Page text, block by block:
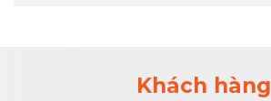
Khách hàng